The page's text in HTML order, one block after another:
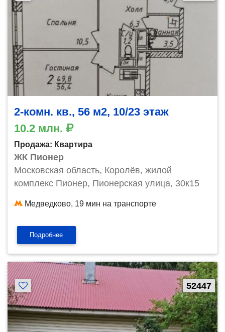
2-комн. кв., 56 м2, 10/23 этаж
10.2 млн.
Продажа: Квартира
ЖК Пионер
Московская область, Королёв, жилой
комплекс Пионер, Пионерская улица, 30к15
Медведково, 19 мин на транспорте
Подробнее
52447